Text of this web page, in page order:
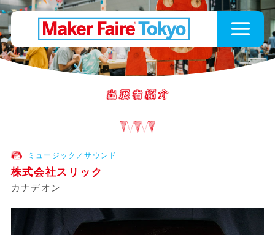
ミュージック／サウンド
株式会社スリック
カナデオン